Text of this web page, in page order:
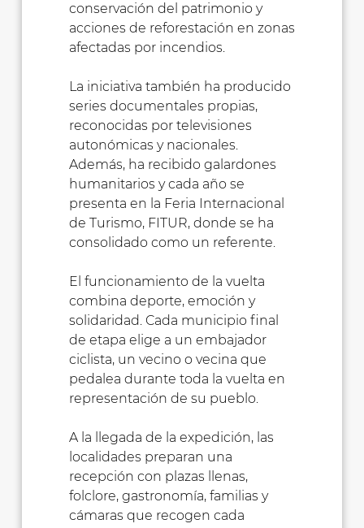
conservación del patrimonio y
acciones de reforestación en zonas
afectadas por incendios.
La iniciativa también ha producido
series documentales propias,
reconocidas por televisiones
autonómicas y nacionales.
Además, ha recibido galardones
humanitarios y cada año se
presenta en la Feria Internacional
de Turismo, FITUR, donde se ha
consolidado como un referente.
El funcionamiento de la vuelta
combina deporte, emoción y
solidaridad. Cada municipio final
de etapa elige a un embajador
ciclista, un vecino o vecina que
pedalea durante toda la vuelta en
representación de su pueblo.
A la llegada de la expedición, las
localidades preparan una
recepción con plazas llenas,
folclore, gastronomía, familias y
cámaras que recogen cada